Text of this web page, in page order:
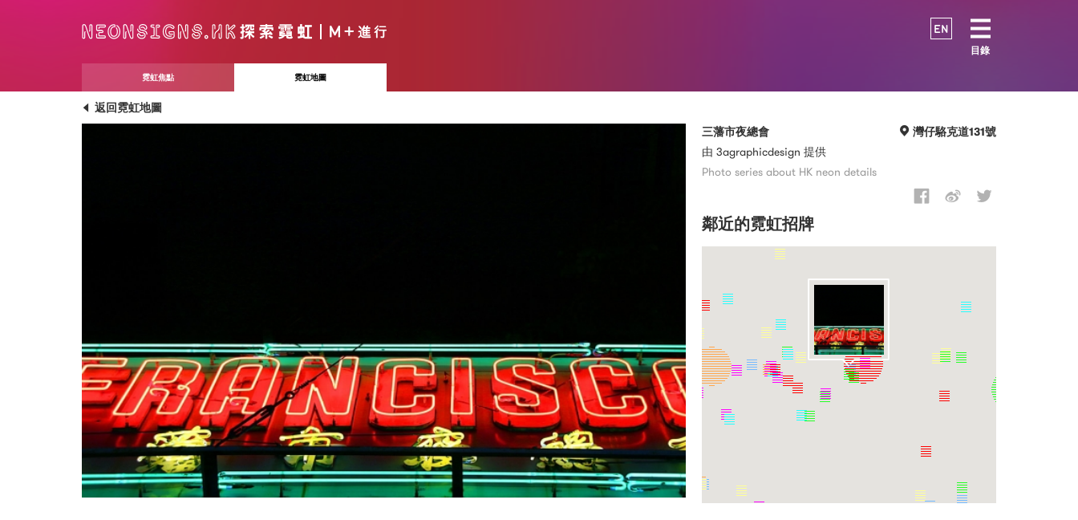
目錄
EN
霓虹焦點 霓虹地圖
返回霓虹地圖
三藩市夜總會
灣仔駱克道131號
由 3agraphicdesign 提供
Photo series about HK neon details
鄰近的霓虹招牌